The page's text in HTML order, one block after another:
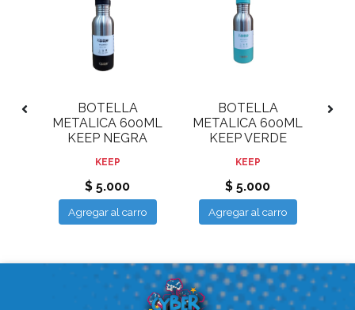
BOTELLA
METALICA 600ML
KEEP NEGRA
KEEP
$ 5.000
Agregar al carro
BOTELLA
METALICA 600ML
KEEP VERDE
KEEP
$ 5.000
Agregar al carro